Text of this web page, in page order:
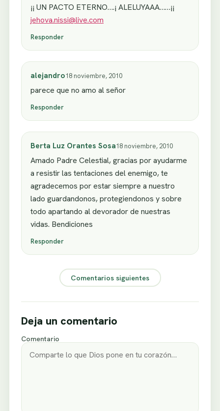
¡¡ UN PACTO ETERNO….¡ ALELUYAAA……¡¡
jehova.nissi@live.com
Responder
alejandro18 noviembre, 2010
parece que no amo al señor
Responder
Berta Luz Orantes Sosa18 noviembre, 2010
Amado Padre Celestial, gracias por ayudarme
a resistir las tentaciones del enemigo, te
agradecemos por estar siempre a nuestro
lado guardandonos, protegiendonos y sobre
todo apartando al devorador de nuestras
vidas. Bendiciones
Responder
Comentarios siguientes
Deja un comentario
Comentario